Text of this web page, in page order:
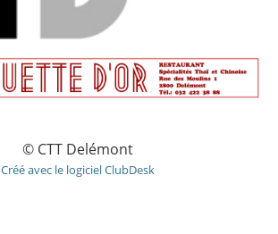
© CTT Delémont
Créé avec le logiciel ClubDesk